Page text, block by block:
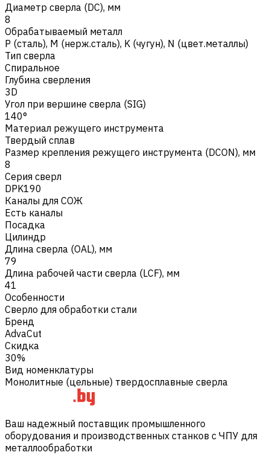
Диаметр сверла (DC), мм
8
Обрабатываемый металл
Р (сталь), M (нерж.сталь), K (чугун), N (цвет.металлы)
Тип сверла
Спиральное
Глубина сверления
3D
Угол при вершине сверла (SIG)
140°
Материал режущего инструмента
Твердый сплав
Размер крепления режущего инструмента (DCON), мм
8
Серия сверл
DPK190
Каналы для СОЖ
Есть каналы
Посадка
Цилиндр
Длина сверла (OAL), мм
79
Длина рабочей части сверла (LCF), мм
41
Особенности
Сверло для обработки стали
Бренд
AdvaCut
Скидка
30%
Вид номенклатуры
Монолитные (цельные) твердосплавные сверла
Ваш надежный поставщик промышленного
оборудования и производственных станков с ЧПУ для
металлообработки